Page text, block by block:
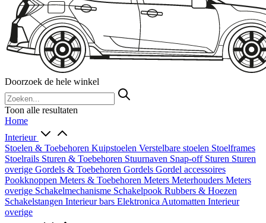
Doorzoek de hele winkel
Toon alle resultaten
Home
Interieur
Stoelen & Toebehoren Kuipstoelen Verstelbare stoelen Stoelframes
Stoelrails Sturen & Toebehoren Stuurnaven Snap-off Sturen Sturen
overige Gordels & Toebehoren Gordels Gordel accessoires
Pookknoppen Meters & Toebehoren Meters Meterhouders Meters
overige Schakelmechanisme Schakelpook Rubbers & Hoezen
Schakelstangen Interieur bars Elektronica Automatten Interieur
overige